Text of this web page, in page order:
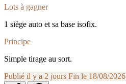
Lots à gagner
1 siège auto et sa base isofix.
Principe
Simple tirage au sort.
Publié il y a 2 jours Fin le 18/08/2026